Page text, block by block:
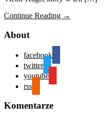
Continue Reading →
About
facebook
twitter
youtube
rss
Komentarze